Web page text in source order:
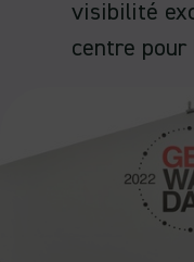
visibilité
centre pour